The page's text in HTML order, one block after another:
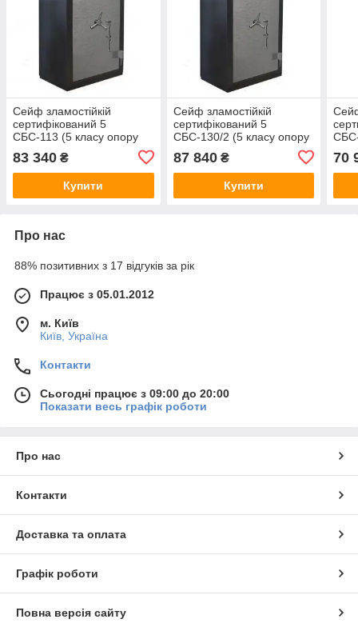
Сейф зламостійкій
сертифікований 5
СБС-113 (5 класу опору
1130(в)х600(ш)х650(гл) з
двома ключовими
83 340 ₴
Купити
Сейф зламостійкій
сертифікований 5
СБС-130/2 (5 класу опору
1300(в)х705(ш)х725(гл) з
двома ключовими
87 840₴
Купити
70
Про нас
88% позитивних з 17 відгуків за рік
Працює з 05.01.2012
м. Київ
Київ, Україна
Контакти
Сьогодні працює з 09:00 до 20:00
Показати весь графік роботи
Про нас
Контакти
Доставка та оплата
Графік роботи
Повна версія сайту